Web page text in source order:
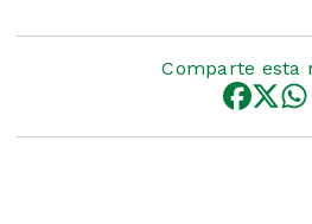
Comparte esta